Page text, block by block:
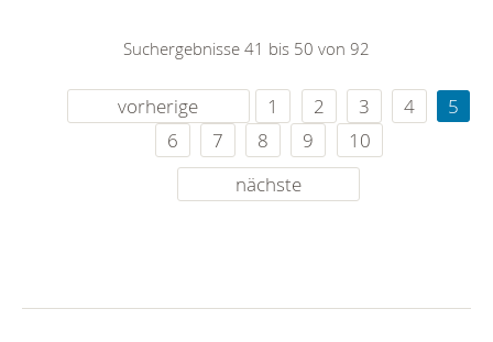
Suchergebnisse 41 bis 50 von 92
vorherige 1 2 3 4
5
6
7 8 9
10
nächste